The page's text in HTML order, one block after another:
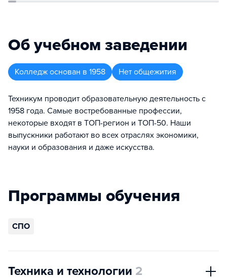
Об учебном заведении
Колледж основан в 1958 Нет общежития
Техникум проводит образовательную деятельность с
1958 года. Самые востребованные профессии,
некоторые входят в ТОП-регион и ТОП-50. Наши
выпускники работают во всех отраслях экономики,
науки и образования и даже искусства.
Программы обучения
СПО
Техника и технологии 2